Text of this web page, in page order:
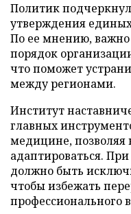
Политик
утверждения
По ее мнению, важно
порядок
что поможет
между регионами.
Институт
главных
медицине, позволяя
адаптироваться.
должно быть
чтобы избежать
профессионального